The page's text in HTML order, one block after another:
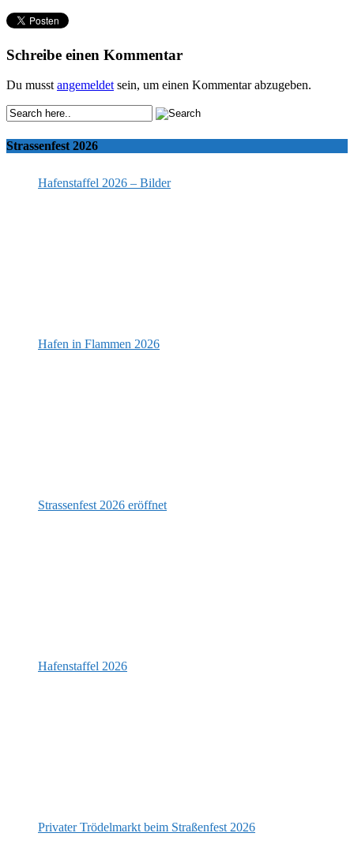
Schreibe einen Kommentar
Du musst angemeldet sein, um einen Kommentar abzugeben.
Strassenfest 2026
Hafenstaffel 2026 – Bilder
Hafen in Flammen 2026
Strassenfest 2026 eröffnet
Hafenstaffel 2026
Privater Trödelmarkt beim Straßenfest 2026